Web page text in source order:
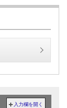
入力欄を開く